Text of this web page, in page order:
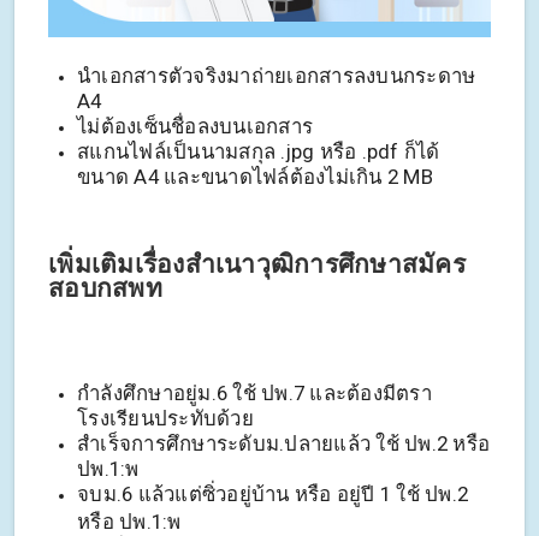
นำเอกสารตัวจริงมาถ่ายเอกสารลงบนกระดาษ
A4
ไม่ต้องเซ็นชื่อลงบนเอกสาร
สแกนไฟล์เป็นนามสกุล .jpg หรือ .pdf ก็ได้
ขนาด A4 และขนาดไฟล์ต้องไม่เกิน 2 MB
เพิ่มเติมเรื่องสำเนาวุฒิการศึกษาสมัคร
สอบกสพท
กำลังศึกษาอยู่ม.6 ใช้ ปพ.7 และต้องมีตรา
โรงเรียนประทับด้วย
สำเร็จการศึกษาระดับม.ปลายแล้ว ใช้ ปพ.2 หรือ
ปพ.1:พ
จบม.6 แล้วแต่ซิ่วอยู่บ้าน หรือ อยู่ปี 1 ใช้ ปพ.2
หรือ ปพ.1:พ